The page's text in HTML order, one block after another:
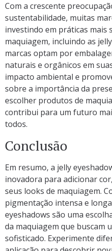
Com a crescente
sustentabilidade, muitas
investindo em práticas mais
maquiagem, incluindo as
marcas optam por
naturais e orgânicos em
impacto ambiental e
sobre a importância da
escolher produtos de
contribui para um futuro
todos.
Conclusão
Em resumo, a jelly
inovadora para adicionar
seus looks de maquiagem.
pigmentação intensa e
eyeshadows são uma
da maquiagem que buscam
sofisticado. Experimente